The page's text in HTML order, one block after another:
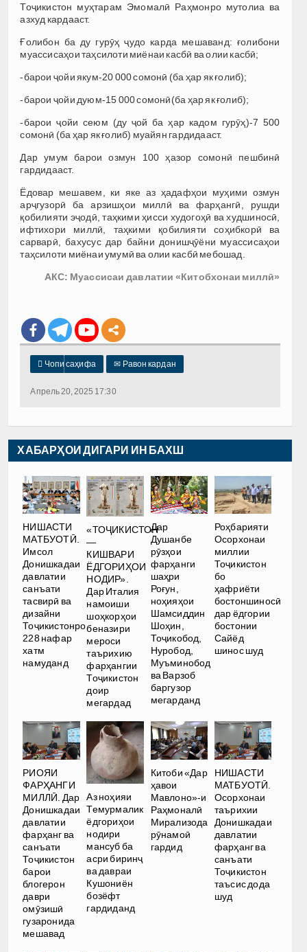
Тоҷикистон муҳтарам Эмомалӣ Раҳмонро мутолиа ва
азхуд кардааст.
Ғолибон ба ду гурӯҳ ҷудо карда мешаванд: ғолибони
муассисаҳои таҳсилоти миёнаи касбӣ ва олии касбӣ;
-барои ҷойи якум-20 000 сомонӣ (ба ҳар як ғолиб);
-барои ҷойи дуюм-15 000 сомонӣ(ба ҳар як ғолиб);
-барои ҷойи сеюм (ду ҷой ба ҳар кадом гурӯҳ)-7 500
сомонӣ (ба ҳар як ғолиб) муайян гардидааст.
Дар умум барои озмун 100 ҳазор сомонӣ пешбинӣ
гардидааст.
Ёдовар мешавем, ки яке аз ҳадафҳои муҳими озмун
арҷгузорӣ ба арзишҳои миллӣ ва фарҳангӣ, рушди
қобилияти эҷодӣ, таҳкими ҳисси худогоҳӣ ва худшиносӣ,
ифтихори миллӣ, таҳкими қобилияти соҳибкорӣ ва
сарварӣ, бахусус дар байни донишҷӯёни муассисаҳои
таҳсилоти миёнаи умумӣ ва олии касбӣ мебошад.
АКС: Муассисаи давлатии «Китобхонаи миллӣ»
 Чопи саҳифа ✉ Равон кардан
Апрель 20, 2025 17:30
ХАБАРҲОИ ДИГАРИ ИН БАХШ
НИШАСТИ
МАТБУОТӢ.
Имсол
Донишкадаи
давлатии
санъати
тасвирӣ ва
дизайни
Тоҷикистонро
228 нафар
хатм
намуданд
«ТОҶИКИСТОН
—
КИШВАРИ
ЁДГОРИҲОИ
НОДИР».
Дар Италия
намоиши
шоҳкорҳои
беназири
мероси
таърихию
фарҳангии
Тоҷикистон
доир
мегардад
Дар
Душанбе
рӯзҳои
фарҳанги
шаҳри
Роғун,
ноҳияҳои
Шамсиддин
Шоҳин,
Тоҷикобод,
Нуробод,
Муъминобод
ва Варзоб
баргузор
мегарданд
Роҳбарияти
Осорхонаи
миллии
Тоҷикистон
бо
ҳафриёти
бостоншиносӣ
дар ёдгории
бостонии
Сайёд
шинос шуд
РИОЯИ
ФАРҲАНГИ
МИЛЛӢ. Дар
Донишкадаи
давлатии
фарҳанг ва
санъати
Тоҷикистон
барои
блогерон
даври
омӯзишӣ
гузаронида
мешавад
Аз ноҳияи
Темурмалик
ёдгориҳои
нодири
мансуб ба
асри биринҷ
ва давраи
Кушониён
бозёфт
гардиданд
Китоби «Дар
ҳавои
Мавлоно»-и
Раҳмоналӣ
Мирализода
рӯнамоӣ
гардид
НИШАСТИ
МАТБУОТӢ.
Осорхонаи
таърихии
Донишкадаи
давлатии
фарҳанг ва
санъати
Тоҷикистон
таъсис дода
шуд